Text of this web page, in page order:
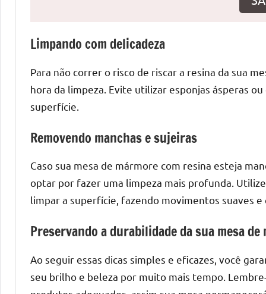
para
únicas.
Nosso
conteúdo
focado
apresentar
as
Limpando com delicadeza
Para não correr o risco de riscar a resina da sua
hora da limpeza. Evite utilizar esponjas ásperas
superfície.
Removendo manchas e sujeiras
Caso sua mesa de mármore com resina esteja
optar por fazer uma limpeza mais profunda.
limpar a superfície, fazendo movimentos suaves e
Preservando a durabilidade da sua mesa
Ao seguir essas dicas simples e eficazes, você
seu brilho e beleza por muito mais tempo.